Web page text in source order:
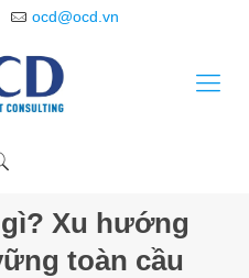
ocd@ocd.vn
Xu hướng
toàn cầu